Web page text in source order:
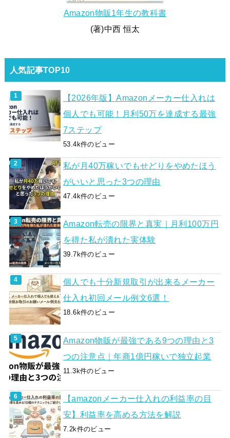
Amazon物販1年生の教科書
(著)中西 恒太
人気記事TOP10
【2026年版】Amazonメーカー仕入れは
個人でも可能！月利50万を達成する最強
7ステップ
53.4k件のビュー
私が月40万稼いでもせどりをやめたほう
がいいと思った3つの理由
47.4k件のビュー
Amazon転売の限界と真実｜月利100万円
を得た私が潰れた実体験
39.7k件のビュー
個人でも十分新規取引が出来るメーカー
仕入れ初回メール例文6選！
18.6k件のビュー
Amazon物販が最強である9つの理由と3
つの注意点｜年商1億円稼いで独立起業
11.3k件のビュー
【amazonメーカー仕入れの利益率の目
安】利益率を高める方法を解説
7.2k件のビュー